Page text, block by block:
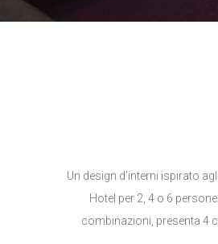
Un design d’interni ispirato
Hotel per 2, 4 o 6
combinazioni, presenta 4